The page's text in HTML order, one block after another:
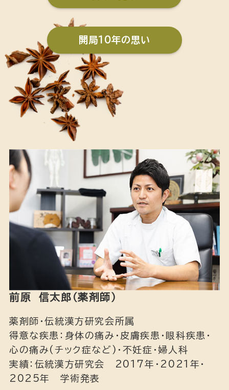
開局10年の思い
前原 信太郎（薬剤師）
薬剤師・伝統漢方研究会所属
得意な疾患：身体の痛み・皮膚疾患・眼科疾患・
心の痛み(チック症など)・不妊症・婦人科
実績：伝統漢方研究会 2017年・2021年・
2025年 学術発表